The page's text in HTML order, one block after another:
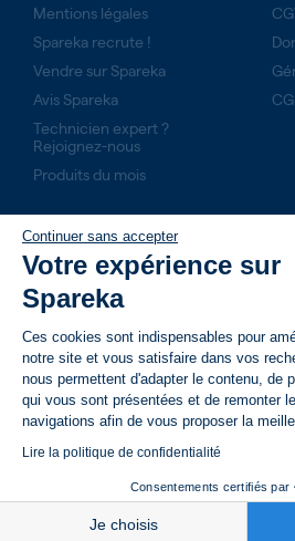
Continuer sans accepter
Votre expérience sur
Spareka
Ces cookies sont indispensables pour
notre site et vous satisfaire dans vos
nous permettent d'adapter le contenu, de
qui vous sont présentées et de remonter
navigations afin de vous proposer la
Lire la politique de confidentialité
Consentements certifiés par
Je choisis
Mentions légales
Spareka recrute !
Vendre sur Spareka
Avis Spareka
Technicien expert ?
Rejoignez-nous
Produits du mois
NOS ENGAGEMENTS
14 jours pour retourner son produit
Livraison rapide avec suivi de
Paiement sécurisé